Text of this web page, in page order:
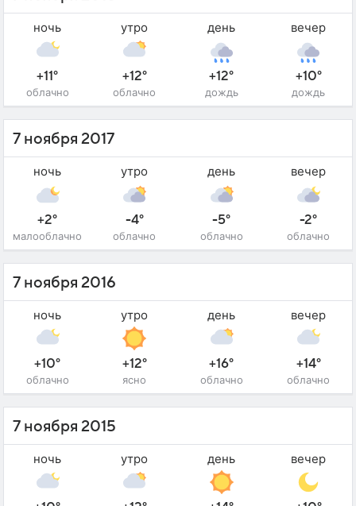
ночь
+11°
облачно
утро
+12°
облачно
день
+12°
дождь
вечер
+10°
дождь
7 ноября 2017
ночь
+2°
малооблачно
утро
-4°
облачно
день
-5°
облачно
вечер
-2°
облачно
7 ноября 2016
ночь
+10°
облачно
утро
+12°
ясно
день
+16°
облачно
вечер
+14°
облачно
7 ноября 2015
ночь утро день вечер